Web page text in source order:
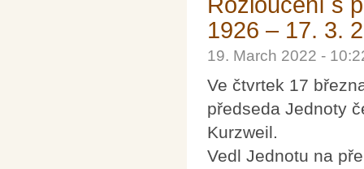
1926 – 17. 3.
19. March 2022 -
Ve čtvrtek 17
předseda Jednoty
Kurzweil.
Vedl Jednotu na